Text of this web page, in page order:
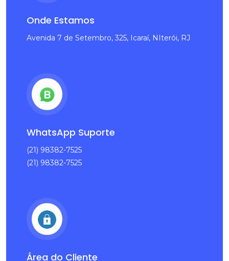
Onde Estamos
Avenida 7 de Setembro, 325, Icaraí, NIterói, RJ
WhatsApp Suporte
(21) 98382-7525
(21) 98382-7525
Área do Cliente